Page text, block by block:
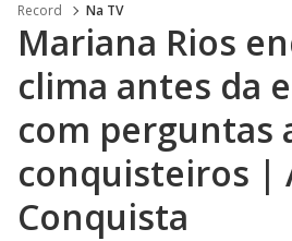
Record Na TV
Mariana Rios
clima antes da
com perguntas
conquisteiros |
Conquista